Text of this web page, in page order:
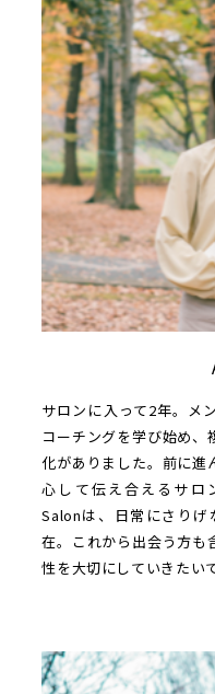
サロンに入って2年。メ
コーチングを学び始め
化がありました。前に進
心して伝え合えるサロ
Salonは、日常にさり
在。これから出会う方も
性を大切にしていきたいで